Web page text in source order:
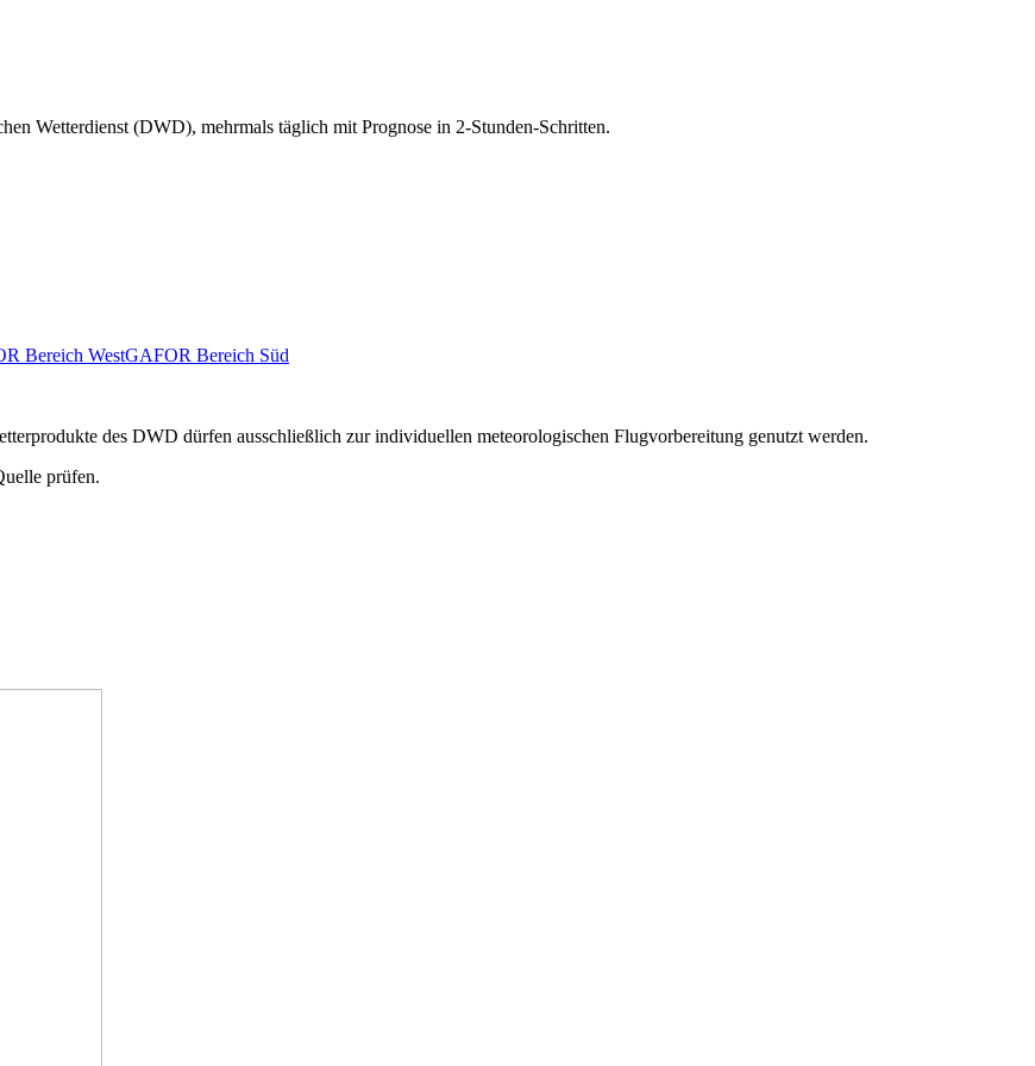
Wetterdienst (DWD), mehrmals täglich mit Prognose in 2-Stunden-Schritten.
Bereich WestGAFOR Bereich Süd
des DWD dürfen ausschließlich zur individuellen meteorologischen Flugvorbereitung genutzt werden.
prüfen.